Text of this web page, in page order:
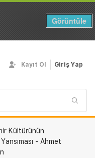
Görüntüle
Kayıt Ol Giriş Yap
Kültürünün
- Ahmet